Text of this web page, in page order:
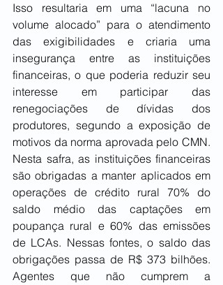
Isso resultaria em uma “lacuna no
volume alocado” para o atendimento
das exigibilidades e criaria uma
insegurança entre as instituições
financeiras, o que poderia reduzir seu
interesse em participar das
renegociações de dívidas dos
produtores, segundo a exposição de
motivos da norma aprovada pelo CMN.
Nesta safra, as instituições financeiras
são obrigadas a manter aplicados em
operações de crédito rural 70% do
saldo médio das captações em
poupança rural e 60% das emissões
de LCAs. Nessas fontes, o saldo das
obrigações passa de R$ 373 bilhões.
Agentes que não cumprem a